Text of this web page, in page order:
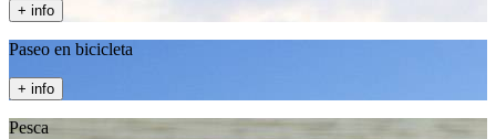
+ info
Paseo en bicicleta
+ info
Pesca